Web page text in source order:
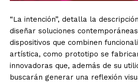
“La intención”, detalla la
diseñar soluciones
dispositivos que combinen
artística, como prototipo se
innovadoras que, además de su
buscarán generar una reflexión